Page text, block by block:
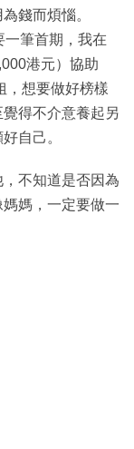
錢而煩惱。
一筆首期，我在
港元）協助
，想要做好榜樣
得不介意養起另
自己。
，不知道是否因為
媽，一定要做一